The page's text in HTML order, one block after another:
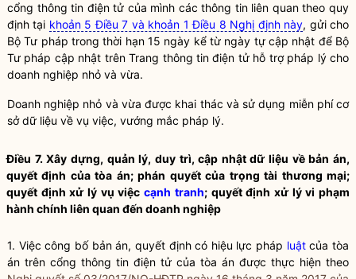
cổng thông tin điện tử của mình các thông tin liên quan theo quy
định tại khoản 5 Điều 7 và khoản 1 Điều 8 Nghị định này, gửi cho
Bộ Tư pháp trong thời hạn 15 ngày kể từ ngày tự cập nhật để Bộ
Tư pháp cập nhật trên Trang thông tin điện tử hỗ trợ pháp lý cho
doanh nghiệp nhỏ và vừa.
Doanh nghiệp nhỏ và vừa được khai thác và sử dụng miễn phí cơ
sở dữ liệu về vụ việc, vướng mắc pháp lý.
Điều 7. Xây dựng, quản lý, duy trì, cập nhật dữ liệu về bản án,
quyết định của tòa án; phán quyết của trọng tài thương mại;
quyết định xử lý vụ việccạnh tranh; quyết định xử lý vi phạm
hành chính liên quan đến doanh nghiệp
1. Việc công bố bản án, quyết định có hiệu lực pháp luậtcủa tòa
án trên cổng thông tin điện tử của tòa án được thực hiện theo